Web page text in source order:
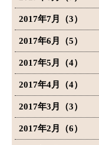
2017年7月（3）
2017年6月（5）
2017年5月（4）
2017年4月（4）
2017年3月（3）
2017年2月（6）